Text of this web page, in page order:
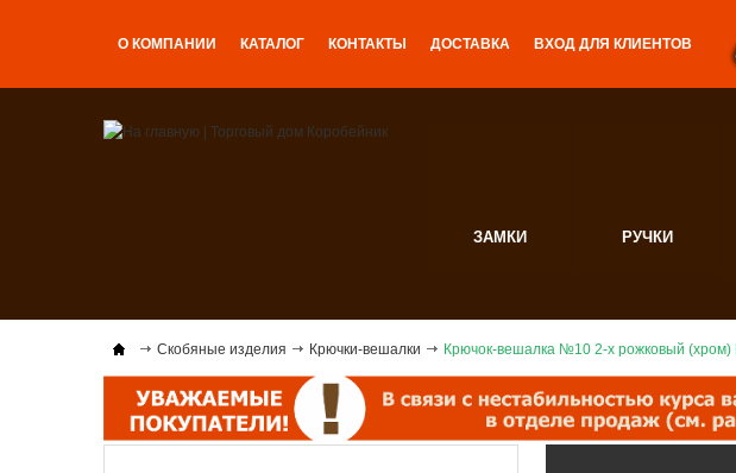
О КОМПАНИИ КАТАЛОГ КОНТАКТЫ ДОСТАВКА ВХОД ДЛЯ КЛИЕНТОВ
ЗАМКИ РУЧКИ
Скобяные изделия Крючки-вешалки Крючок-вешалка №10 2-х рожковый